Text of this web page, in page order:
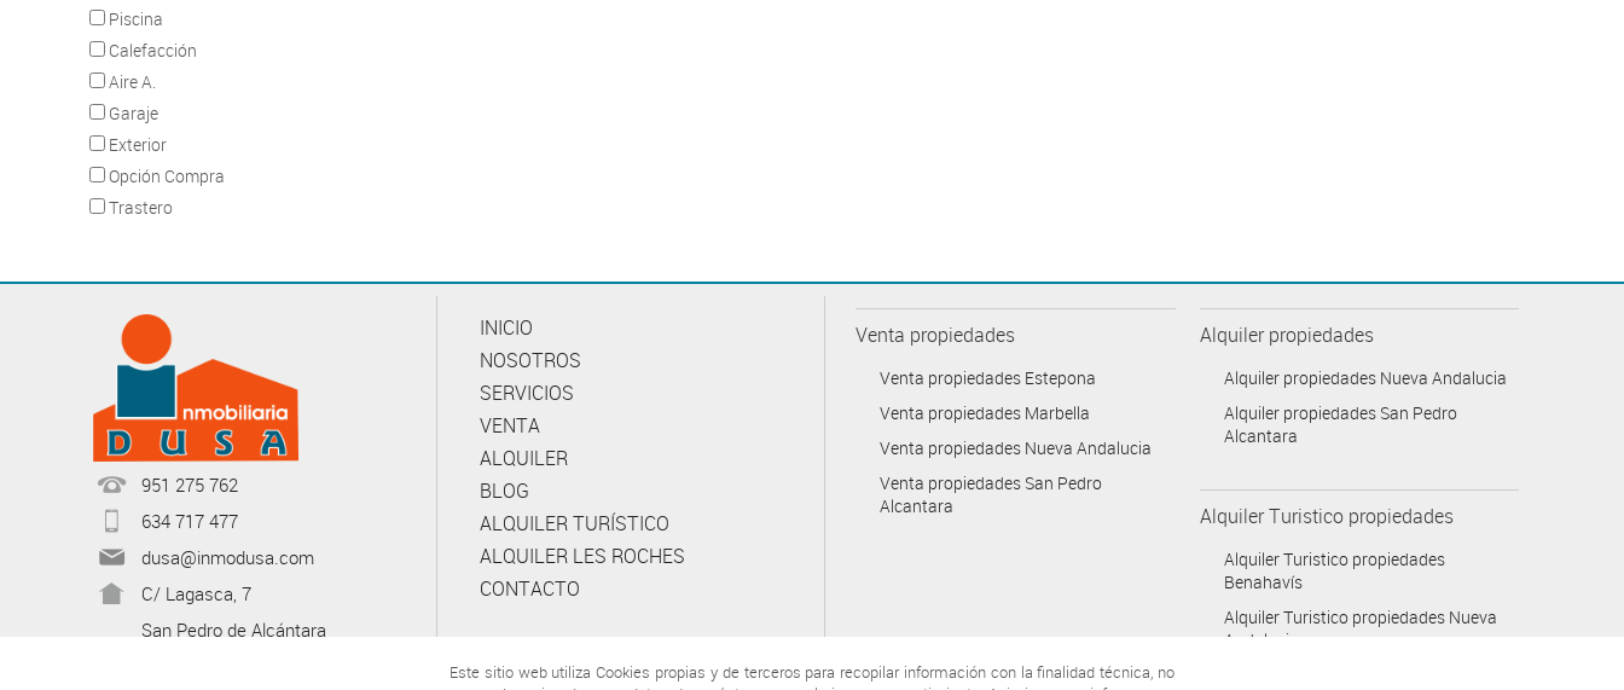
Este sitio web utiliza Cookies propias y de terceros para recopilar información con la finalidad técnica, no
Piscina
Calefacción
Aire A.
Garaje
Exterior
Opción Compra
Trastero
951 275 762
634 717 477
dusa@inmodusa.com
C/ Lagasca, 7
San Pedro de Alcántara
INICIO
NOSOTROS
SERVICIOS
VENTA
ALQUILER
BLOG
ALQUILER TURÍSTICO
ALQUILER LES ROCHES
CONTACTO
Venta propiedades
Venta propiedades Estepona
Venta propiedades Marbella
Venta propiedades Nueva Andalucia
Venta propiedades San Pedro
Alcantara
Alquiler propiedades
Alquiler propiedades Nueva Andalucia
Alquiler propiedades San Pedro
Alcantara
Alquiler Turistico propiedades
Alquiler Turistico propiedades
Benahavís
Alquiler Turistico propiedades Nueva
Andalucia